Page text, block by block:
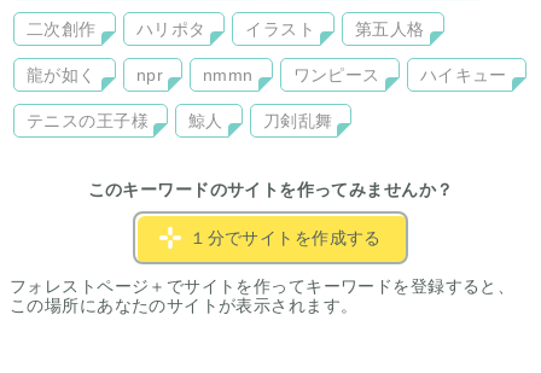
二次創作 ハリポタ イラスト 第五人格
龍が如く npr nmmn ワンピース ハイキュー
テニスの王子様 鯨人 刀剣乱舞
このキーワードのサイトを作ってみませんか？
１分でサイトを作成する
フォレストページ＋でサイトを作ってキーワードを登録すると、
この場所にあなたのサイトが表示されます。